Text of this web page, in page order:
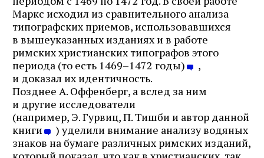
Маркс исходил из сравнительного анализа
типографских приемов, использовавшихся
в вышеуказанных изданиях и в работе
римских христианских типографов этого
периода (то есть 1469–1472 годы)
,
и доказал их идентичность.
Позднее А. Оффенберг, а вслед за ним
и другие исследователи
(например, Э. Гурвиц, П. Тишби и автор данной
книги
) уделили внимание анализу водяных
знаков на бумаге различных римских изданий,